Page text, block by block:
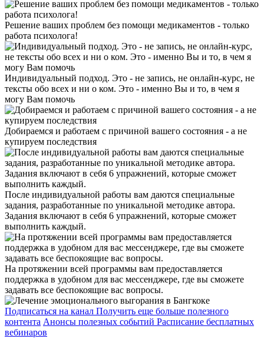
Решение ваших проблем без помощи медикаментов - только
работа психолога!
Индивидуальный подход. Это - не запись, не онлайн-курс, не
тексты обо всех и ни о ком. Это - именно Вы и то, в чем я
могу Вам помочь
Добираемся и работаем с причиной вашего состояния - а не
купируем последствия
После индивидуальной работы вам даются специальные
задания, разработанные по уникальной методике автора.
Задания включают в себя 6 упражнений, которые сможет
выполнить каждый.
На протяжении всей программы вам предоставляется
поддержка в удобном для вас мессенджере, где вы сможете
задавать все беспокоящие вас вопросы.
Подписаться на канал Получить еще больше полезного
контента Анонсы полезных событий Расписание бесплатных
вебинаров